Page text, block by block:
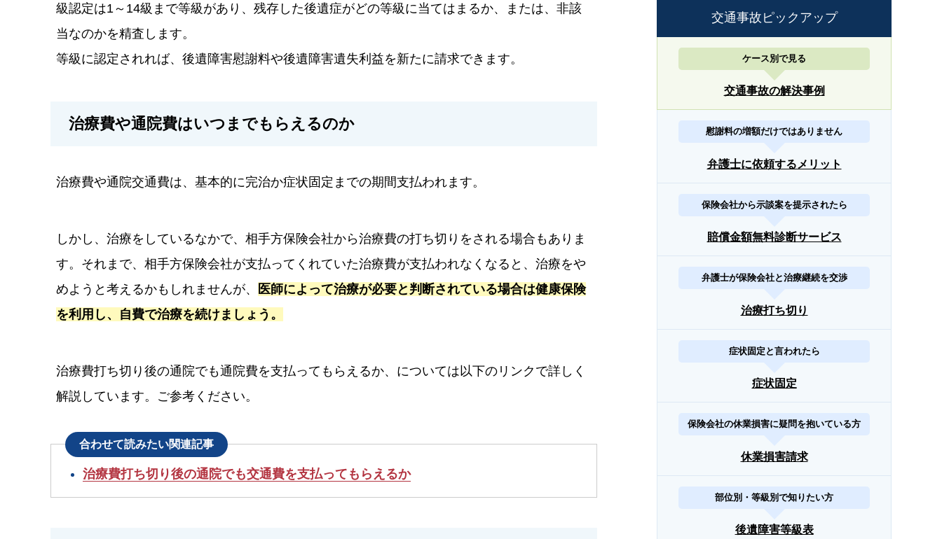
級認定は1～14級まで等級があり、残存した後遺症がどの等級に当てはまるか、または、非該
当なのかを精査します。
等級に認定されれば、後遺障害慰謝料や後遺障害遺失利益を新たに請求できます。
治療費や通院費はいつまでもらえるのか
治療費や通院交通費は、基本的に完治か症状固定までの期間支払われます。
しかし、治療をしているなかで、相手方保険会社から治療費の打ち切りをされる場合もありま
す。それまで、相手方保険会社が支払ってくれていた治療費が支払われなくなると、治療をや
めようと考えるかもしれませんが、
医師によって治療が必要と判断されている場合は健康保険
を利用し、自費で治療を続けましょう。
治療費打ち切り後の通院でも通院費を支払ってもらえるか、については以下のリンクで詳しく
解説しています。ご参考ください。
合わせて読みたい関連記事
治療費打ち切り後の通院でも交通費を支払ってもらえるか
交通事故ピックアップ
ケース別で見る
交通事故の解決事例
慰謝料の増額だけではありません
弁護士に依頼するメリット
保険会社から示談案を提示されたら
賠償金額無料診断サービス
弁護士が保険会社と治療継続を交渉
治療打ち切り
症状固定と言われたら
症状固定
保険会社の休業損害に疑問を抱いている方
休業損害請求
部位別・等級別で知りたい方
後遺障害等級表